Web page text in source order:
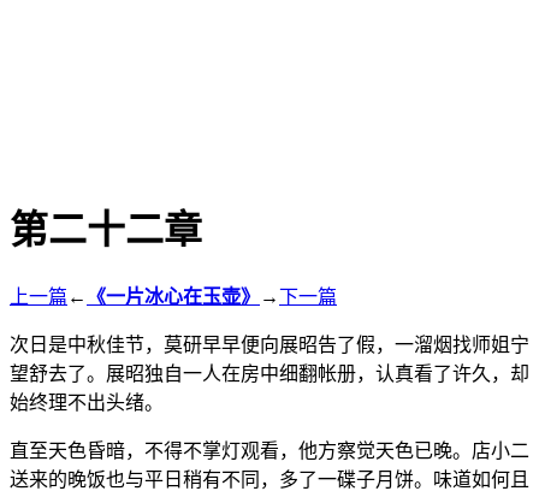
第二十二章
上一篇 ← 《一片冰心在玉壶》 →下一篇
次日是中秋佳节，莫研早早便向展昭告了假，一溜烟找师姐宁
望舒去了。展昭独自一人在房中细翻帐册，认真看了许久，却
始终理不出头绪。
直至天色昏暗，不得不掌灯观看，他方察觉天色已晚。店小二
送来的晚饭也与平日稍有不同，多了一碟子月饼。味道如何且